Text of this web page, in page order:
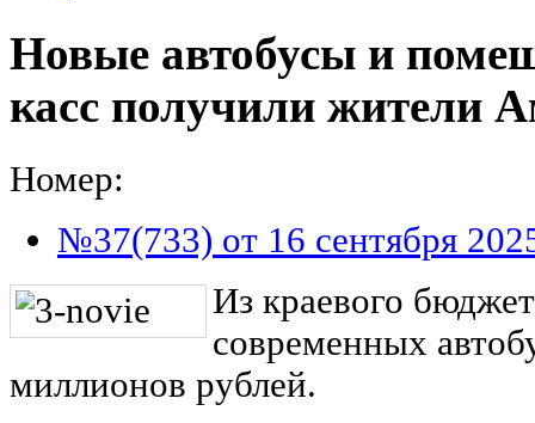
Новые автобусы и
касс получили жители
Номер:
№37(733) от 16 сентября
Из краевого
современных
миллионов рублей.